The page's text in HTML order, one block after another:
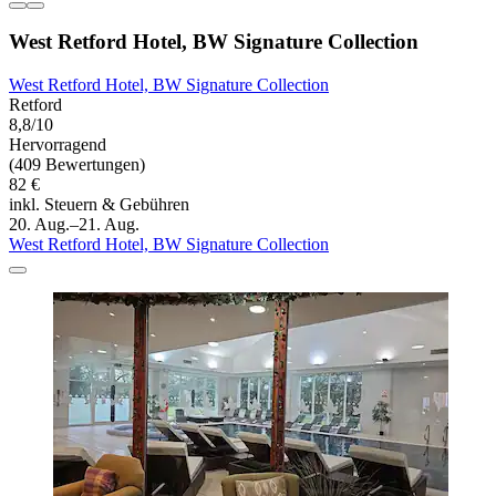
West Retford Hotel, BW Signature Collection
West Retford Hotel, BW Signature Collection
Retford
8,8/10
Hervorragend
(409 Bewertungen)
82 €
inkl. Steuern & Gebühren
20. Aug.–21. Aug.
West Retford Hotel, BW Signature Collection